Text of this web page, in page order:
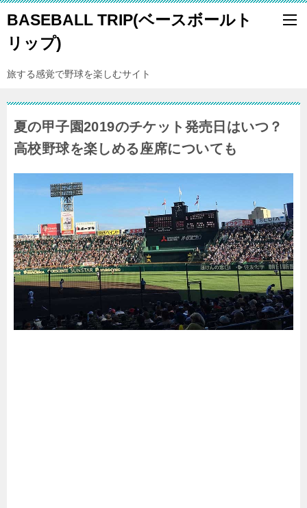
BASEBALL TRIP(ベースボールト
リップ)
旅する感覚で野球を楽しむサイト
夏の甲子園2019のチケット発売日はいつ？
高校野球を楽しめる座席についても